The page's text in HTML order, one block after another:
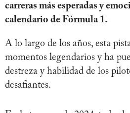
carreras más esperadas y
calendario de Fórmula 1.
A lo largo de los años, esta
momentos legendarios y ha
destreza y habilidad de los
desafiantes.